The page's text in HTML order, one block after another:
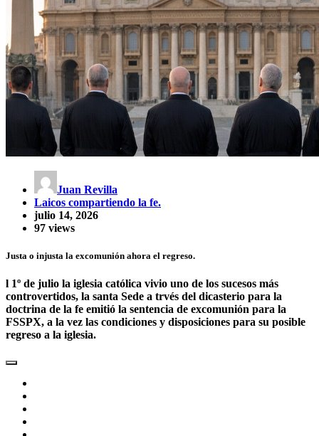
Juan Revilla
Laicos compartiendo la fe.
julio 14, 2026
97 views
Justa o injusta la excomunión ahora el regreso.
l 1º de julio la iglesia católica vivio uno de los sucesos más
controvertidos, la santa Sede a trvés del dicasterio para la
doctrina de la fe emitió la sentencia de excomunión para la
FSSPX, a la vez las condiciones y disposiciones para su posible
regreso a la iglesia.